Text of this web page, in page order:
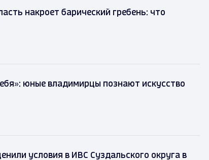
накроет барический гребень: что
юные владимирцы познают искусство
условия в ИВС Суздальского округа в